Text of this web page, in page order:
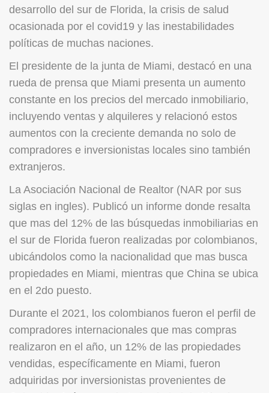
desarrollo del sur de Florida, la crisis de salud
ocasionada por el covid19 y las inestabilidades
políticas de muchas naciones.
El presidente de la junta de Miami, destacó en una
rueda de prensa que Miami presenta un aumento
constante en los precios del mercado inmobiliario,
incluyendo ventas y alquileres y relacionó estos
aumentos con la creciente demanda no solo de
compradores e inversionistas locales sino también
extranjeros.
La Asociación Nacional de Realtor (NAR por sus
siglas en ingles). Publicó un informe donde resalta
que mas del 12% de las búsquedas inmobiliarias en
el sur de Florida fueron realizadas por colombianos,
ubicándolos como la nacionalidad que mas busca
propiedades en Miami, mientras que China se ubica
en el 2do puesto.
Durante el 2021, los colombianos fueron el perfil de
compradores internacionales que mas compras
realizaron en el año, un 12% de las propiedades
vendidas, específicamente en Miami, fueron
adquiridas por inversionistas provenientes de